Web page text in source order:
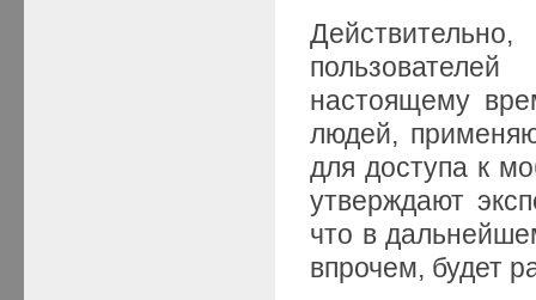
настоящему
людей,
для доступа к
утверждают
что в
впрочем, будет